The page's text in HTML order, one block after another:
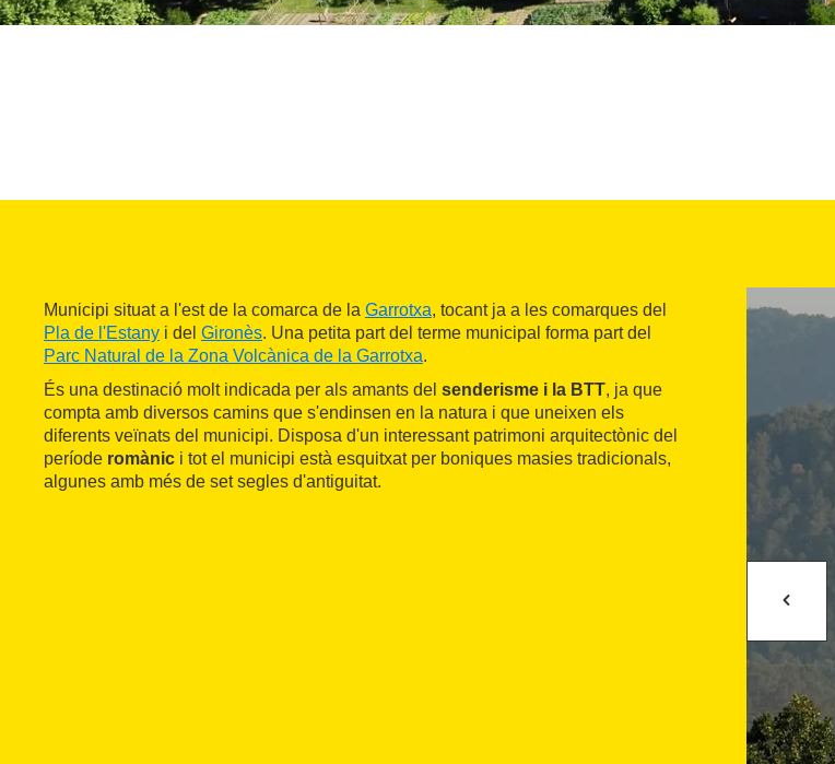
Municipi situat a l'est de la comarca de la Garrotxa, tocant ja a les comarques del
Pla de l'Estany i del Gironès. Una petita part del terme municipal forma part del
Parc Natural de la Zona Volcànica de la Garrotxa.
És una destinació molt indicada per als amants del senderisme i la BTT, ja que
compta amb diversos camins que s'endinsen en la natura i que uneixen els
diferents veïnats del municipi. Disposa d'un interessant patrimoni arquitectònic del
període romànic i tot el municipi està esquitxat per boniques masies tradicionals,
algunes amb més de set segles d'antiguitat.